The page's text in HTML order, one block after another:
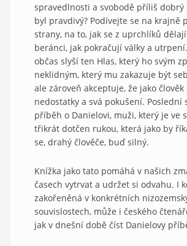
spravedlnosti a svobodě příliš dobrý
byl pravdivý? Podívejte se na krajně
strany, na to, jak se z uprchlíků
beránci, jak pokračují války a
občas slyší ten Hlas, který ho svým
neklidným, který mu zakazuje být
ale zároveň akceptuje, že jako člověk
nedostatky a svá pokušení. Poslední
příběh o Danielovi, muži, který je ve
třikrát dotčen rukou, která jako by
se, drahý člověče, buď silný.
Knížka jako tato pomáhá v našich
časech vytrvat a udržet si odvahu. I
zakořeněná v konkrétních
souvislostech, může i českého
jak v dnešní době číst Danielovy